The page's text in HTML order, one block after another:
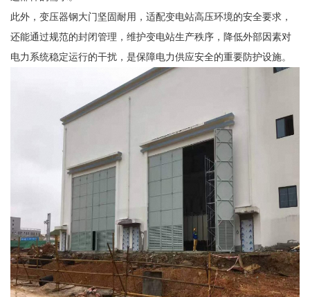
此外，变压器钢大门坚固耐用，适配变电站高压环境的安全要求，
还能通过规范的封闭管理，维护变电站生产秩序，降低外部因素对
电力系统稳定运行的干扰，是保障电力供应安全的重要防护设施。